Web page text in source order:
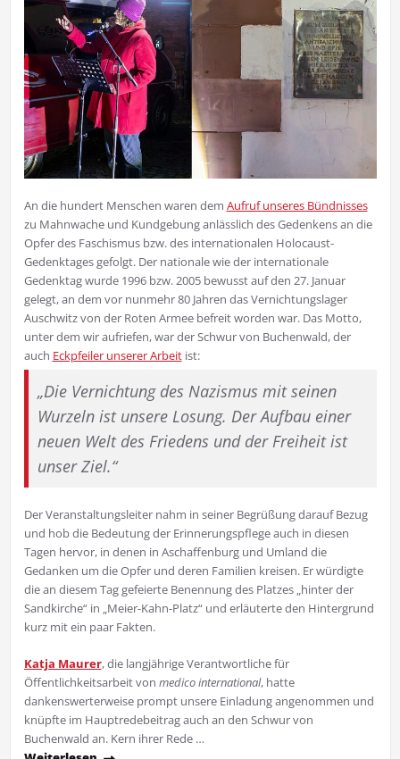
An die hundert Menschen waren dem Aufruf unseres Bündnisses
zu Mahnwache und Kundgebung anlässlich des Gedenkens an die
Opfer des Faschismus bzw. des internationalen Holocaust-
Gedenktages gefolgt. Der nationale wie der internationale
Gedenktag wurde 1996 bzw. 2005 bewusst auf den 27. Januar
gelegt, an dem vor nunmehr 80 Jahren das Vernichtungslager
Auschwitz von der Roten Armee befreit worden war. Das Motto,
unter dem wir aufriefen, war der Schwur von Buchenwald, der
auch Eckpfeiler unserer Arbeitist:
„Die Vernichtung des Nazismus mit seinen
Wurzeln ist unsere Losung. Der Aufbau einer
neuen Welt des Friedens und der Freiheit ist
unser Ziel.“
Der Veranstaltungsleiter nahm in seiner Begrüßung darauf Bezug
und hob die Bedeutung der Erinnerungspflege auch in diesen
Tagen hervor, in denen in Aschaffenburg und Umland die
Gedanken um die Opfer und deren Familien kreisen. Er würdigte
die an diesem Tag gefeierte Benennung des Platzes „hinter der
Sandkirche“ in „Meier-Kahn-Platz“ und erläuterte den Hintergrund
kurz mit ein paar Fakten.
Katja Maurer, die langjährige Verantwortliche für
Öffentlichkeitsarbeit von medico international, hatte
dankenswerterweise prompt unsere Einladung angenommen und
knüpfte im Hauptredebeitrag auch an den Schwur von
Buchenwald an. Kern ihrer Rede …